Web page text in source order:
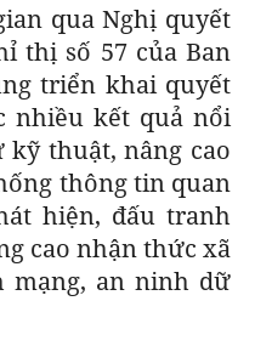
qua Nghị quyết
thị số 57 của Ban
triển khai quyết
nhiều kết quả nổi
thuật, nâng cao
thông tin quan
hiện, đấu tranh
cao nhận thức xã
mạng, an ninh dữ